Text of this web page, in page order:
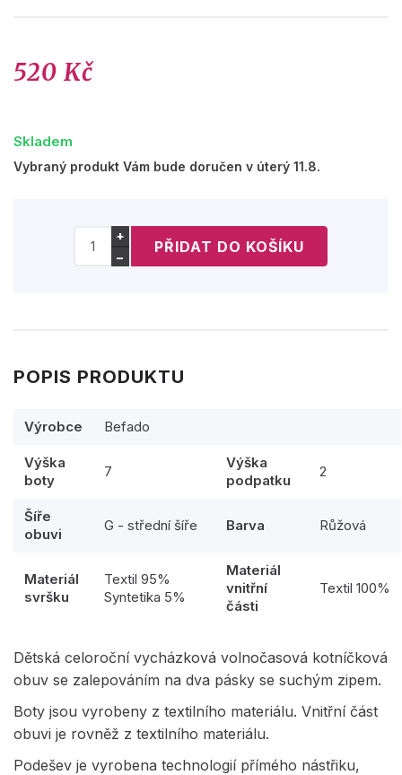
520 Kč
Skladem
Vybraný produkt Vám bude doručen v úterý 11.8.
+
−
POPIS PRODUKTU
Výrobce Befado
Výška
boty
7
Výška
podpatku
2
Šíře
obuvi
G - střední šíře Barva Růžová
Materiál
svršku
Textil 95%
Syntetika 5%
Materiál
vnitřní
části
Textil 100%
Dětská celoroční vycházková volnočasová kotníčková
obuv se zalepováním na dva pásky se suchým zipem.
Boty jsou vyrobeny z textilního materiálu. Vnitřní část
obuvi je rovněž z textilního materiálu.
Podešev je vyrobena technologií přímého nástřiku,